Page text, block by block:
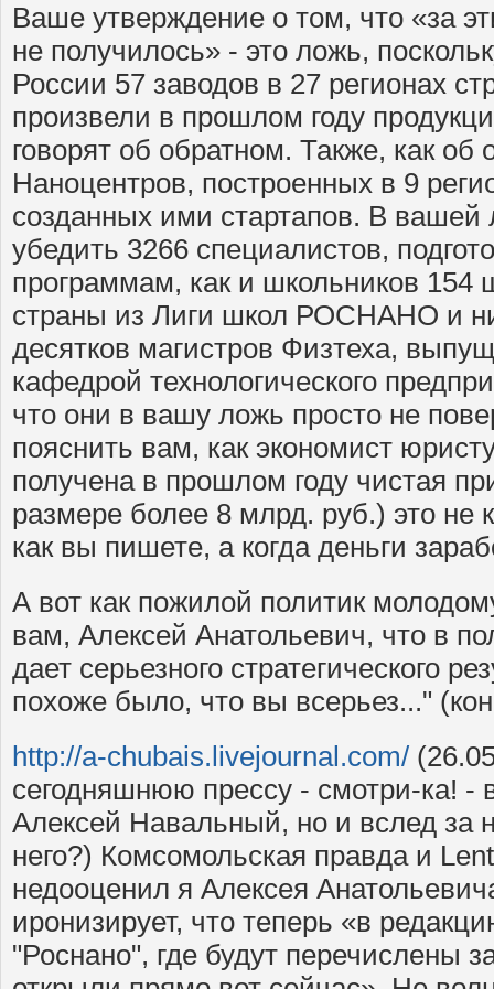
Ваше утверждение о том, что «за
не получилось» - это ложь,
России 57 заводов в 27 регионах
произвели в прошлом году
говорят об обратном. Также, как об
Наноцентров, построенных в 9
созданных ими стартапов. В
убедить 3266 специалистов,
программам, как и школьников 154
страны из Лиги школ РОСНАНО и ни
десятков магистров Физтеха,
кафедрой технологического
что они в вашу ложь просто не
пояснить вам, как экономист
получена в прошлом году чистая
размере более 8 млрд. руб.) это не
как вы пишете, а когда деньги
А вот как пожилой политик
вам, Алексей Анатольевич, что в
дает серьезного стратегического
похоже было, что вы всерьез..."
http://a-chubais.livejournal.com/
сегодняшнюю прессу - смотри-ка! -
Алексей Навальный, но и вслед за
него?) Комсомольская правда и
недооценил я Алексея
иронизирует, что теперь «в
"Роснано", где будут перечислены